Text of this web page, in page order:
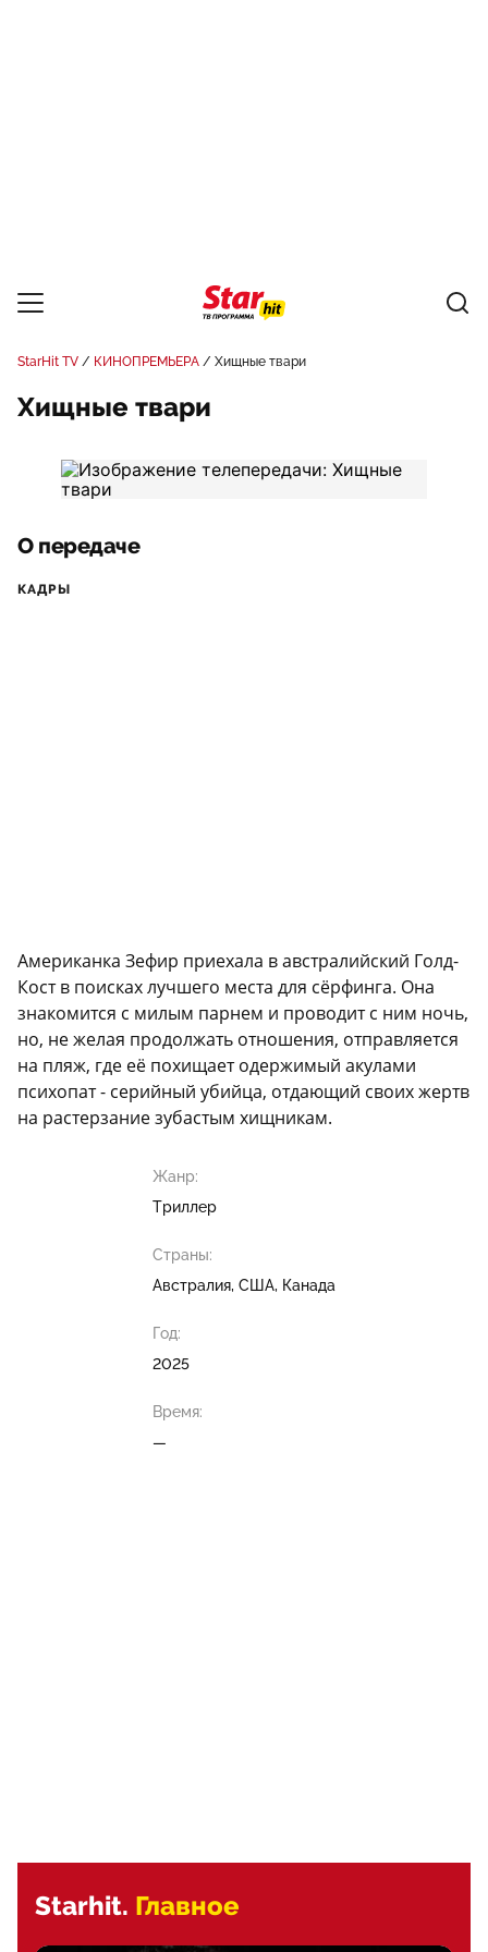
StarHit TV КИНОПРЕМЬЕРА Хищные твари
Хищные твари
О передаче
КАДРЫ
Американка Зефир приехала в австралийский Голд-
Кост в поисках лучшего места для сёрфинга. Она
знакомится с милым парнем и проводит с ним ночь,
но, не желая продолжать отношения, отправляется
на пляж, где её похищает одержимый акулами
психопат - серийный убийца, отдающий своих жертв
на растерзание зубастым хищникам.
Жанр:
Триллер
Страны:
Австралия, США, Канада
Год:
2025
Время:
—
Starhit. Главное